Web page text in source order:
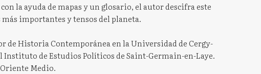
la ayuda de mapas y un glosario, el autor descifra este
importantes y tensos del planeta.
de Historia Contemporánea en la Universidad de Cergy-
Instituto de Estudios Políticos de Saint-Germain-en-Laye.
Medio.